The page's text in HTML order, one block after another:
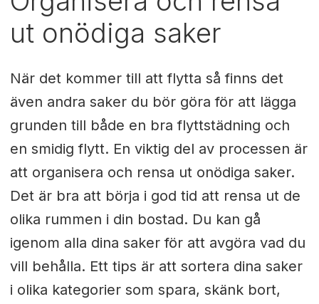
ut onödiga saker
När det kommer till att flytta så finns det
även andra saker du bör göra för att lägga
grunden till både en bra flyttstädning och
en smidig flytt. En viktig del av processen är
att organisera och rensa ut onödiga saker.
Det är bra att börja i god tid att rensa ut de
olika rummen i din bostad. Du kan gå
igenom alla dina saker för att avgöra vad du
vill behålla. Ett tips är att sortera dina saker
i olika kategorier som spara, skänk bort,